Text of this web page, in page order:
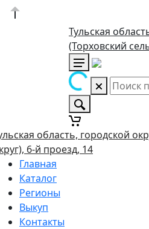
Тульская
(Торховский
область, городской
6-й проезд, 14
Главная
Каталог
Регионы
Выкуп
Контакты